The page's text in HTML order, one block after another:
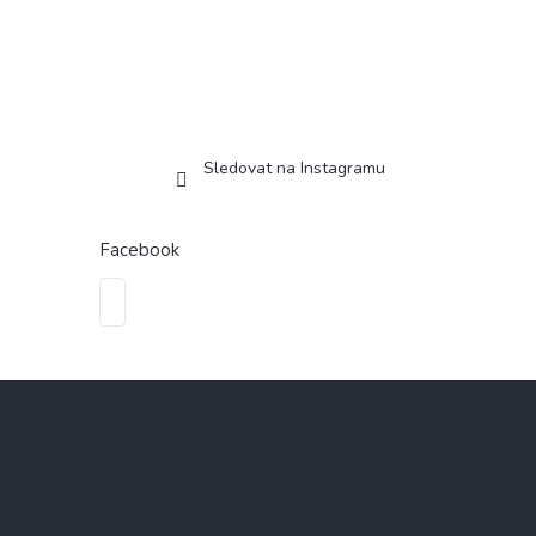
Sledovat na Instagramu
Facebook